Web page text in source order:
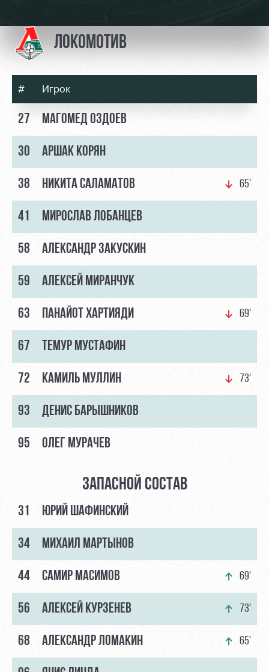
Фото
Места для
РЖД
Арена
Организация
мероприятий
Аренда
Аренда
площадей
Ледовый
дворец
спортом
Локо
Старт
Локо-Лето
Академия
Контакты
Академии
Информация
Банковская
карта
«Локомотив»
Парковка
Карта
болельщика
лояльности
Информация
для
ЛОКОМОТИВ
# Игрок
27 МАГОМЕД ОЗДОЕВ
30 АРШАК КОРЯН
38 НИКИТА САЛАМАТОВ 65'
41 МИРОСЛАВ ЛОБАНЦЕВ
58 АЛЕКСАНДР ЗАКУСКИН
59 АЛЕКСЕЙ МИРАНЧУК
63 ПАНАЙОТ ХАРТИЯДИ 69'
67 ТЕМУР МУСТАФИН
72 КАМИЛЬ МУЛЛИН 73'
93 ДЕНИС БАРЫШНИКОВ
95 ОЛЕГ МУРАЧЕВ
ЗАПАСНОЙ СОСТАВ
31 ЮРИЙ ШАФИНСКИЙ
34 МИХАИЛ МАРТЫНОВ
44 САМИР МАСИМОВ 69'
56 АЛЕКСЕЙ КУРЗЕНЕВ 73'
68 АЛЕКСАНДР ЛОМАКИН 65'